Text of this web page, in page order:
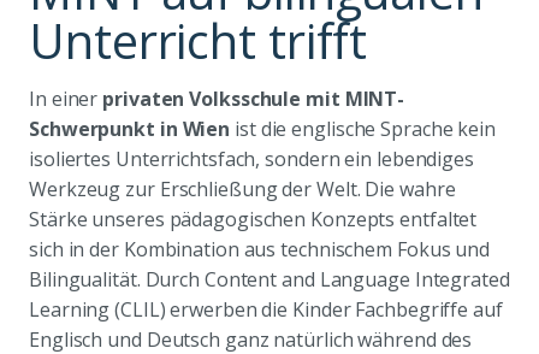
Unterricht trifft
In einer privaten Volksschule mit MINT-
Schwerpunkt in Wien ist die englische Sprache kein
isoliertes Unterrichtsfach, sondern ein lebendiges
Werkzeug zur Erschließung der Welt. Die wahre
Stärke unseres pädagogischen Konzepts entfaltet
sich in der Kombination aus technischem Fokus und
Bilingualität. Durch Content and Language Integrated
Learning (CLIL) erwerben die Kinder Fachbegriffe auf
Englisch und Deutsch ganz natürlich während des